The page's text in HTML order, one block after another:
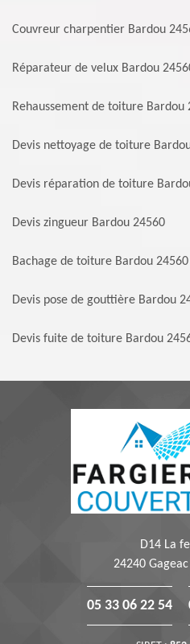
Couvreur charpentier Bardou
Réparateur de velux Bardou
Rehaussement de toiture Bardou
Devis nettoyage de toiture
Devis réparation de toiture
Devis zingueur Bardou 24560
Bachage de toiture Bardou 24560
Devis pose de gouttière Bardou
Devis fuite de toiture Bardou
D14 La
24240
05 33 06 22 54